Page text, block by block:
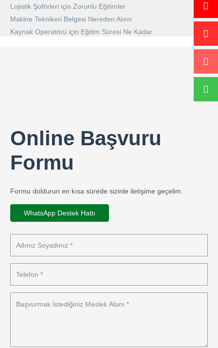
Lojistik Şoförleri için Zorunlu Eğitimler
Makine Teknikeri Belgesi Nereden Alınır
Kaynak Operatörü için Eğitim Süresi Ne Kadar
Online Başvuru
Formu
Formu doldurun en kısa sürede sizinle iletişime geçelim.
WhatsApp Destek Hattı